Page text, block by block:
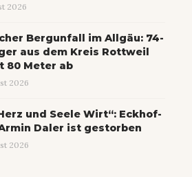
2026
Bergunfall im Allgäu: 74-
aus dem Kreis Rottweil
80 Meter ab
2026
und Seele Wirt“: Eckhof-
Daler ist gestorben
2026